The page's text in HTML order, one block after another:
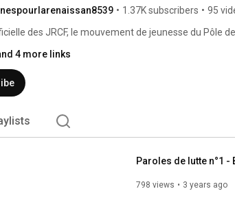
• 1.37K subscribers • 95
des JRCF, le mouvement de jeunesse du Pôle
4 more links
Paroles de lutte n°1
798 views 3 years ago